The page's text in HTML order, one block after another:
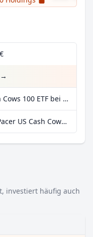
→
Mehr Daten zu Pacer US Cash Cows 100 ETF bei extraETF
Mehr Fundamentaldaten zu Pacer US Cash Cows 100 ETF bei Parqet
investiert häufig auch